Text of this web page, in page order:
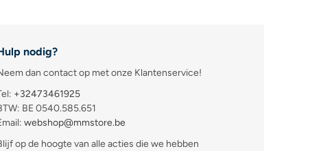
nodig?
dan contact op met onze Klantenservice!
+32473461925
BE 0540.585.651
webshop@mmstore.be
op de hoogte van alle acties die we hebben